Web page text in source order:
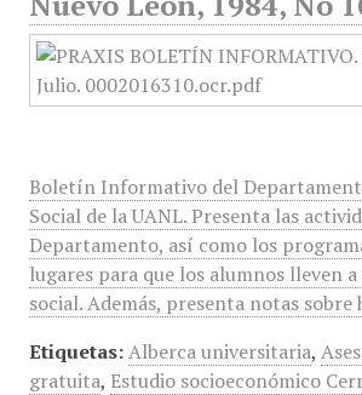
Boletín Informativo del
Social de la UANL. Presenta las
Departamento, así como los
lugares para que los alumnos lleven
social. Además, presenta notas
Etiquetas: Alberca universitaria,
gratuita, Estudio socioeconómico